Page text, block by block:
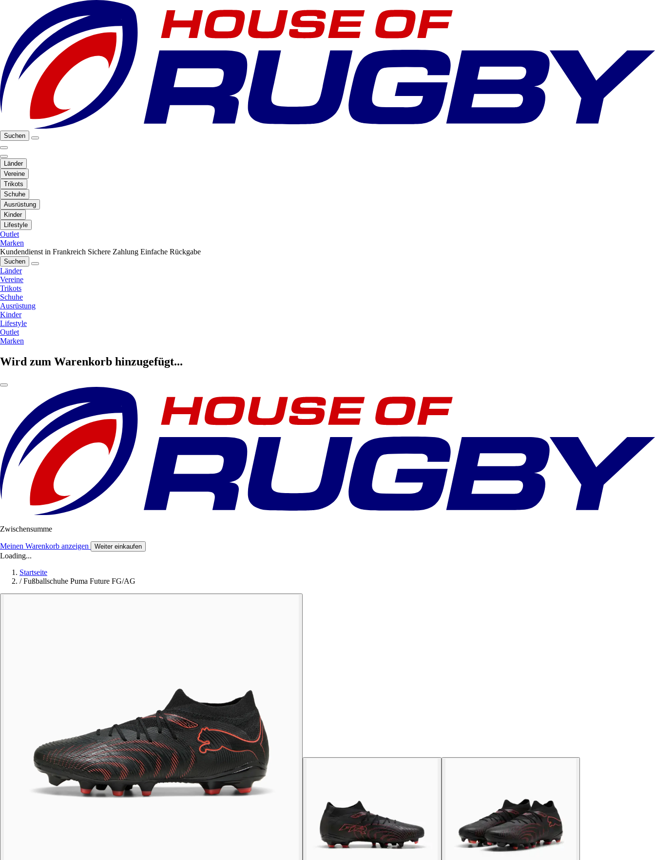
Suchen
Länder
Vereine
Trikots
Schuhe
Ausrüstung
Kinder
Lifestyle
Outlet
Marken
Kundendienst in Frankreich Sichere Zahlung Einfache Rückgabe
Suchen
Länder
Vereine
Trikots
Schuhe
Ausrüstung
Kinder
Lifestyle
Outlet
Marken
Wird zum Warenkorb hinzugefügt...
Zwischensumme
Meinen Warenkorb anzeigen Weiter einkaufen
Loading...
Startseite
/ Fußballschuhe Puma Future FG/AG